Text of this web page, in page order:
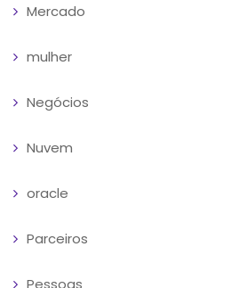
Mercado
mulher
Negócios
Nuvem
oracle
Parceiros
Pessoas